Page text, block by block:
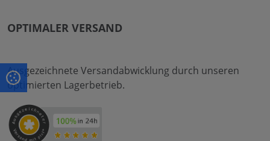
OPTIMALER VERSAND
Ausgezeichnete Versandabwicklung durch unseren
optimierten Lagerbetrieb.